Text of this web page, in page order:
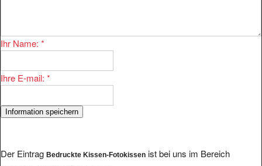
Ihr Name: *
Ihre E-mail: *
Der Eintrag Bedruckte Kissen-Fotokissen ist bei uns im Bereich